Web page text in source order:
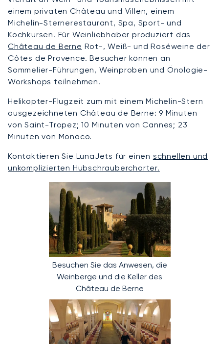
einem privaten Château und Villen, einem
Michelin-Sternerestaurant, Spa, Sport- und
Kochkursen. Für Weinliebhaber produziert das
Château de Berne Rot-, Weiß- und Roséweine der
Côtes de Provence. Besucher können an
Sommelier-Führungen, Weinproben und Önologie-
Workshops teilnehmen.
Helikopter-Flugzeit zum mit einem Michelin-Stern
ausgezeichneten Château de Berne: 9 Minuten
von Saint-Tropez; 10 Minuten von Cannes; 23
Minuten von Monaco.
Kontaktieren Sie LunaJets für einen schnellen und
unkomplizierten Hubschraubercharter.
Besuchen Sie das Anwesen, die
Weinberge und die Keller des
Château de Berne